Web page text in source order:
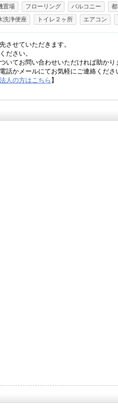
置場 フローリング バルコニー
洗浄便座 トイレ２ヶ所 エアコン
させていただきます。
ださい。
てお問い合わせいただければ助かり
かメールにてお気軽にご連絡くださ
法人の方はこちら 】